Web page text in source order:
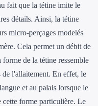
fait que la tétine imite le
détails. Ainsi, la tétine
micro-perçages modelés
Cela permet un débit de
de la tétine ressemble
de l'allaitement. En effet, le
et au palais lorsque le
cette forme particulière. Le